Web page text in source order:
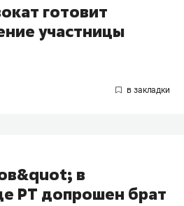
готовит
участницы
в
РТ допрошен брат